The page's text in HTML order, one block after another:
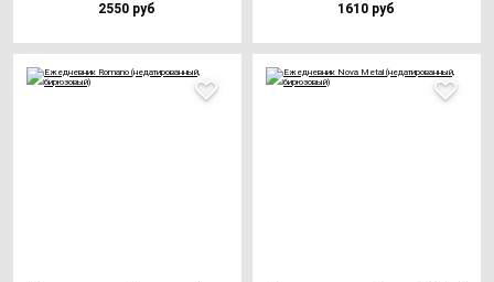
2550 руб 1610 руб